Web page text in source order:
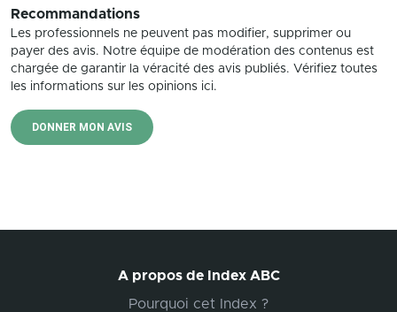
Recommandations
Les professionnels ne peuvent pas modifier, supprimer ou
payer des avis. Notre équipe de modération des contenus est
chargée de garantir la véracité des avis publiés. Vérifiez toutes
les informations sur les opinions ici.
DONNER MON AVIS
A propos de Index ABC
Pourquoi cet Index ?